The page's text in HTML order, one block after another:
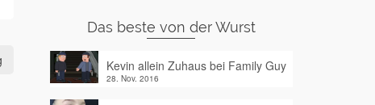
Das beste von der Wurst
Kevin allein Zuhaus bei Family Guy
28. Nov. 2016